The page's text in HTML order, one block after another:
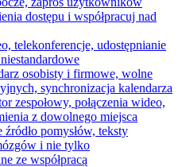
dostępu i współpracuj nad
telekonferencje, udostępnianie
osobisty i firmowe, wolne
synchronizacja kalendarza
zespołowy, połączenia wideo,
z dowolnego miejsca
pomysłów, teksty
i nie tylko
ze współpracą